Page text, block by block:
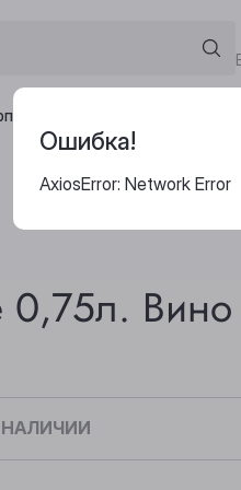
клиентам
0,75л. Вино
НАЛИЧИИ
Ошибка!
AxiosError: Network Error